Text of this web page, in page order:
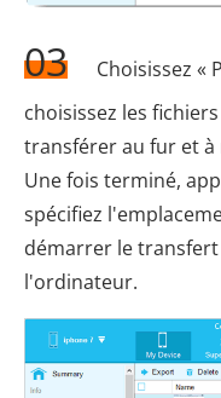
03
Choisissez «
choisissez les
transférer au fur et à
Une fois terminé,
spécifiez
démarrer le
l'ordinateur.